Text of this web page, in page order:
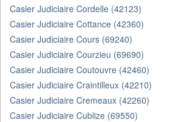
Casier Judiciaire Cordelle (42123)
Casier Judiciaire Cottance (42360)
Casier Judiciaire Cours (69240)
Casier Judiciaire Courzieu (69690)
Casier Judiciaire Coutouvre (42460)
Casier Judiciaire Craintilleux (42210)
Casier Judiciaire Cremeaux (42260)
Casier Judiciaire Cublize (69550)